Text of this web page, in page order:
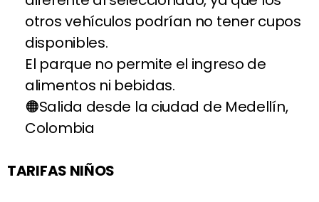
otros vehículos podrían no tener cupos
disponibles.
El parque no permite el ingreso de
alimentos ni bebidas.
Salida desde la ciudad de Medellín,
Colombia
TARIFAS NIÑOS